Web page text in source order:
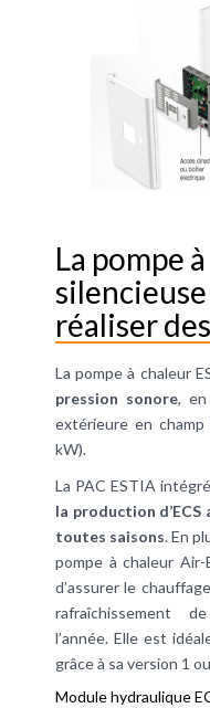
La pompe
réaliser
La pompe à chaleur
pression sonore, en
extérieure en
kW).
La PAC ESTIA
la production
toutes saisons. En
pompe à chaleur
d’assurer le
rafraîchissement
l’année. Elle est
grâce à sa version 1
Module hydraulique